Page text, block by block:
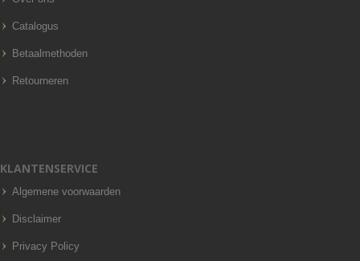
Catalogus
Betaalmethoden
Retourneren
KLANTENSERVICE
Algemene voorwaarden
Disclaimer
Privacy Policy